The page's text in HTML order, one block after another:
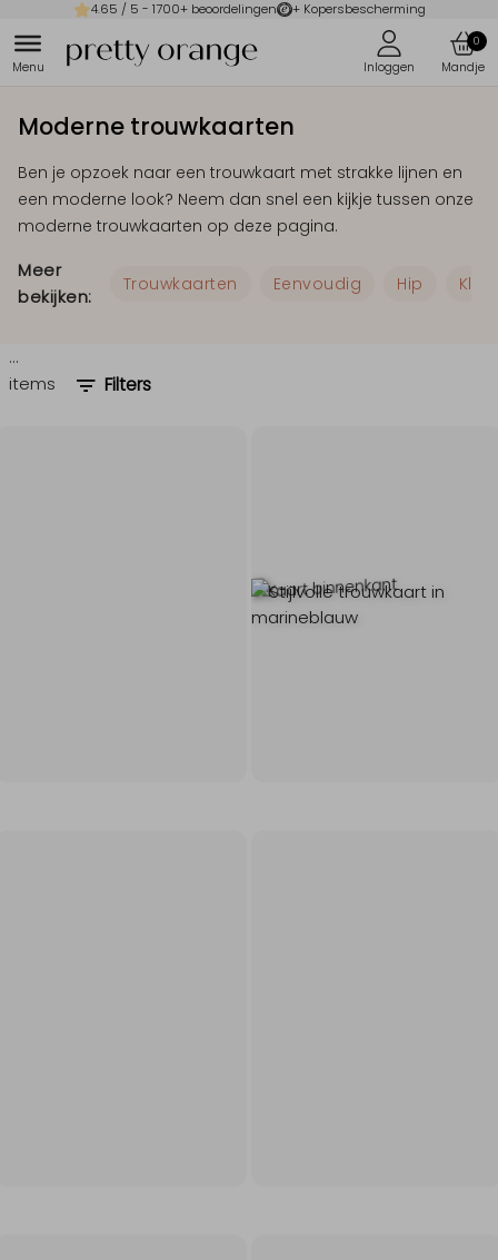
4.65 / 5 - 1700+ beoordelingen + Kopersbescherming
0
Moderne trouwkaarten
Ben je opzoek naar een trouwkaart met strakke lijnen en
een moderne look? Neem dan snel een kijkje tussen onze
moderne trouwkaarten op deze pagina.
Meer
bekijken:
Trouwkaarten Eenvoudig Hip
…
items
Filters